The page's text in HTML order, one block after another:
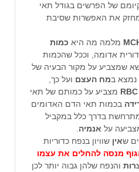
של הפרשים בגודל תאי
את האפשרות שסיבת
כמות
אדומה, וככל שהכמות
שמצביע על מקור הבעיה של
נמצא במח העצם ועל כך,
RBC מצביע על כמותם של תאי
בכמות תאי הדם האדומים
בדרך כלל במקביל
על אנמיה.
שאין שוויון בנפח כדוריות
מנסה להחלים את עצמו
והנפח שלהן גבוה יותר לכן